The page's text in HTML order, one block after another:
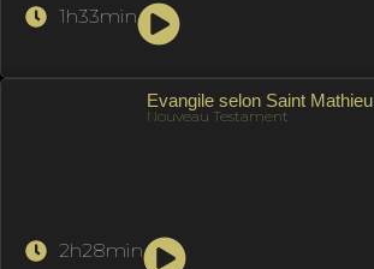
1h33min
Evangile selon Saint Mathieu
Nouveau Testament
2h28min